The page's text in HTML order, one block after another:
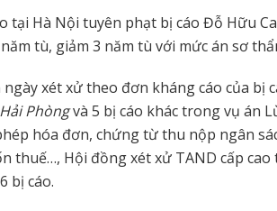
tại Hà Nội tuyên phạt bị cáo Đỗ Hữu
tù, giảm 3 năm tù với mức án sơ
xét xử theo đơn kháng cáo của bị
Phòngvà 5 bị cáo khác trong vụ án
hóa đơn, chứng từ thu nộp ngân
thuế…, Hội đồng xét xử TAND cấp cao
bị cáo.